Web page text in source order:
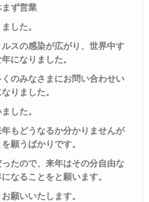
ず営業
した。
スの感染が広がり、世界中す
になりました。
のみなさまにお問い合わせい
りました。
した。
もどうなるか分かりませんが
願うばかりです。
たので、来年はその分自由な
なることをと願います。
願いいたします。